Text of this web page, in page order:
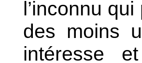
l’inconnu
des moins
intéresse